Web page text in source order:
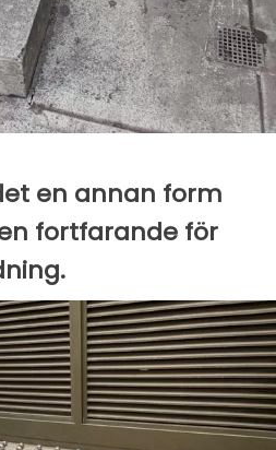
en annan form
fortfarande för